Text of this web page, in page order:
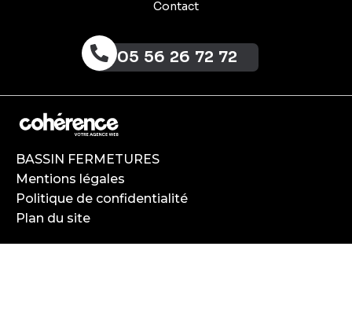
Contact
05 56 26 72 72
BASSIN FERMETURES
Mentions légales
Politique de confidentialité
Plan du site